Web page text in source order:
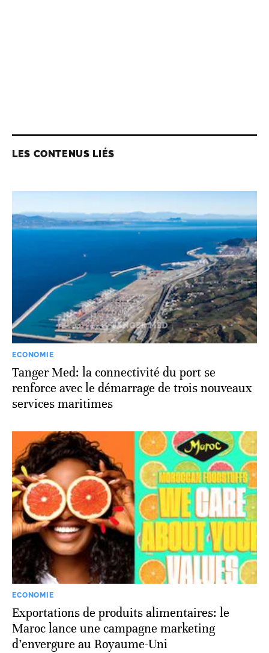
LES CONTENUS LIÉS
ECONOMIE
Tanger Med: la connectivité du port se
renforce avec le démarrage de trois nouveaux
services maritimes
ECONOMIE
Exportations de produits alimentaires: le
Maroc lance une campagne marketing
d’envergure au Royaume-Uni